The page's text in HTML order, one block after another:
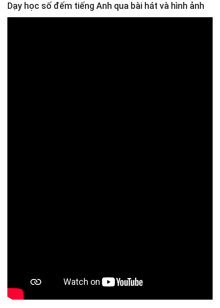
Dạy học số đếm tiếng Anh qua bài hát và hình ảnh